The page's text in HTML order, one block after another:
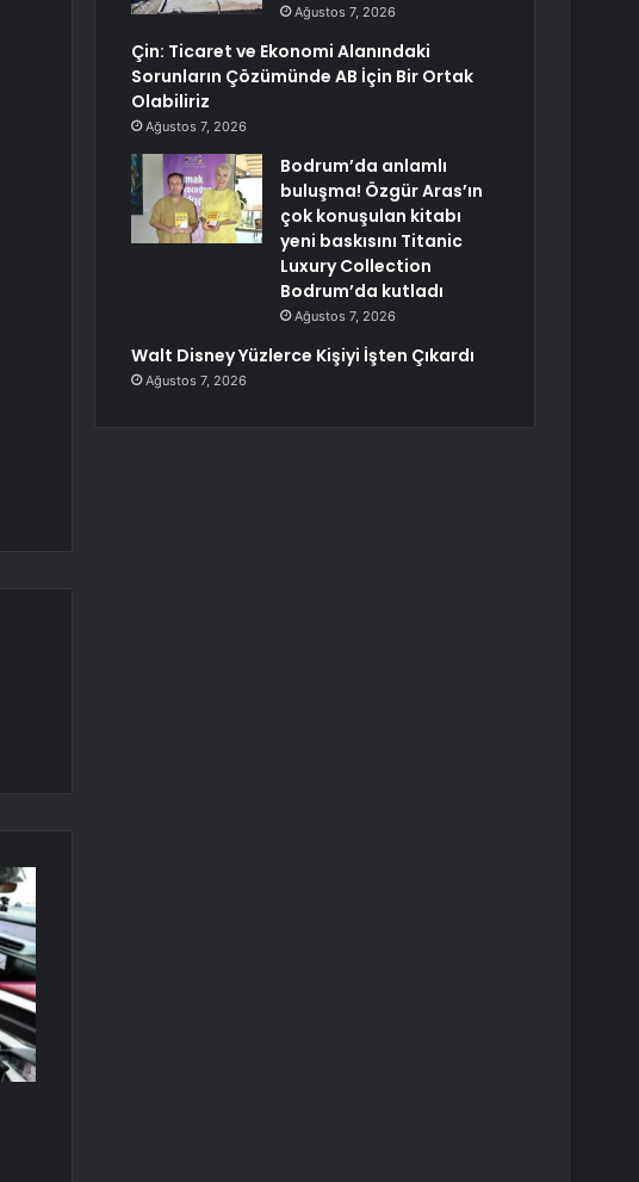
Ağustos 7, 2026
Çin: Ticaret ve Ekonomi Alanındaki
Sorunların Çözümünde AB İçin Bir Ortak
Olabiliriz
Ağustos 7, 2026
Bodrum’da anlamlı
buluşma! Özgür Aras’ın
çok konuşulan kitabı
yeni baskısını Titanic
Luxury Collection
Bodrum’da kutladı
Ağustos 7, 2026
Walt Disney Yüzlerce Kişiyi İşten Çıkardı
Ağustos 7, 2026